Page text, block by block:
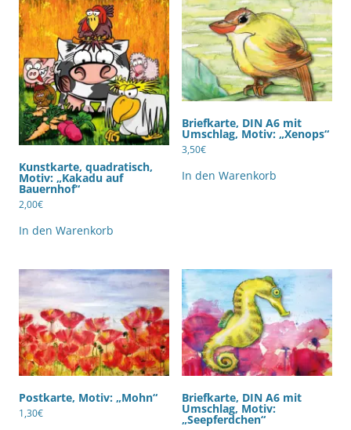
Kunstkarte, quadratisch,
Motiv: „Kakadu auf
Bauernhof“
2,00€
In den Warenkorb
Briefkarte, DIN A6 mit
Umschlag, Motiv: „Xenops“
3,50€
In den Warenkorb
Postkarte, Motiv: „Mohn“
1,30€
Briefkarte, DIN A6 mit
Umschlag, Motiv:
„Seepferdchen“